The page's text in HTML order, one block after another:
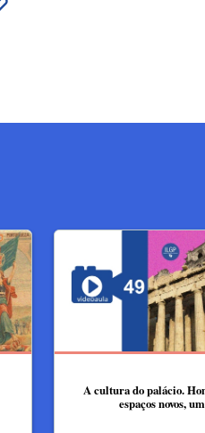
A cultura do palácio.
espaços novos,